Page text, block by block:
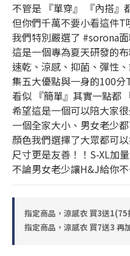
不管是 『單穿』 『內搭』
但你們千萬不要小看這件T
我們特別嚴選了 #sorona
這是一個專為夏天研發的
速乾、涼感、抑菌、彈性
集五大優點與一身的100
看似 『簡單』其實一點都
希望這是一個可以陪大家
一個全家大小、男女老少
顏色我們選擇了大眾都可
尺寸更是友善！！S-XL加
不論男女老少讓H&J給你
指定商品，涼感衣 買3送
指定商品，涼感衣 買7送3 再